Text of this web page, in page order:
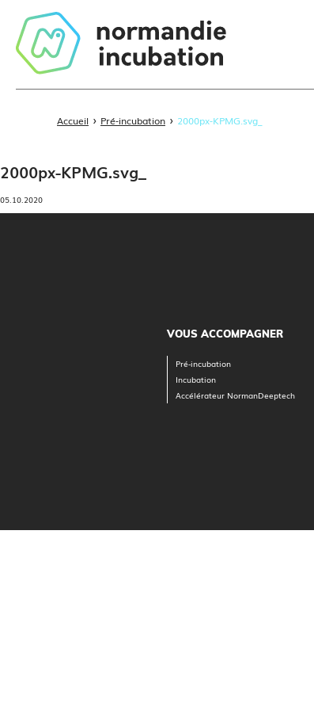
Accueil › Pré-incubation › 2000px-KPMG.svg_
2000px-KPMG.svg_
05.10.2020
VOUS ACCOMPAGNER
Pré-incubation
Incubation
Accélérateur NormanDeeptech